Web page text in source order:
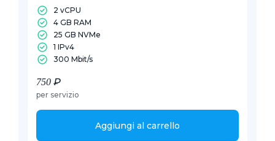
2 vCPU
4 GB RAM
25 GB NVMe
1 IPv4
300 Mbit/s
750 ₽
per servizio
Aggiungi al carrello